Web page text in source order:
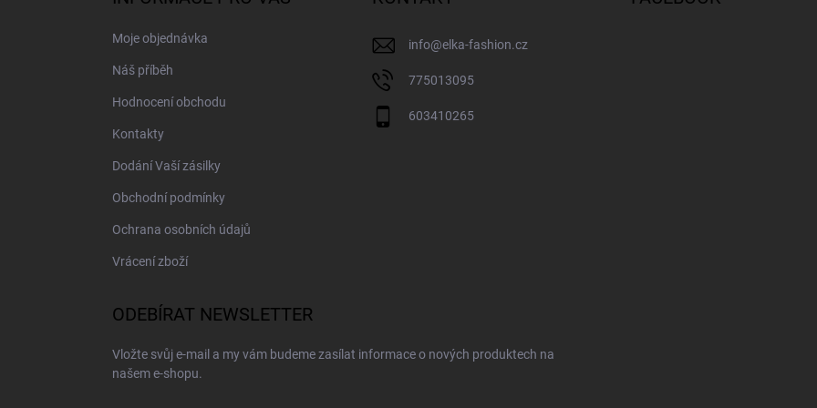
Moje objednávka
Náš příběh
Hodnocení obchodu
Kontakty
Dodání Vaší zásilky
Obchodní podmínky
Ochrana osobních údajů
Vrácení zboží
info@elka-fashion.cz
775013095
603410265
ODEBÍRAT NEWSLETTER
Vložte svůj e-mail a my vám budeme zasílat informace o nových produktech na
našem e-shopu.